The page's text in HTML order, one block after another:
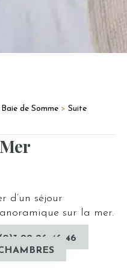
de Somme > Suite
d’un séjour
sur la mer.
22 26 46 46